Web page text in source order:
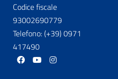
Codice fiscale
93002690779
Telefono: (+39) 0971
417490
facebookYoutube